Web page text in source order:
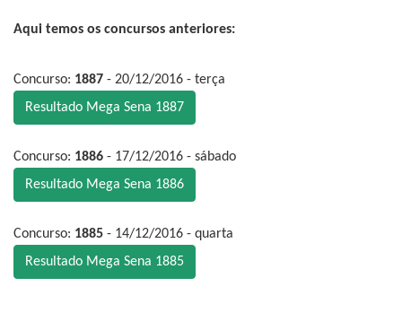
Aqui temos os concursos anteriores:
Concurso: 1887 - 20/12/2016 - terça
Resultado Mega Sena 1887
Concurso: 1886 - 17/12/2016 - sábado
Resultado Mega Sena 1886
Concurso: 1885 - 14/12/2016 - quarta
Resultado Mega Sena 1885